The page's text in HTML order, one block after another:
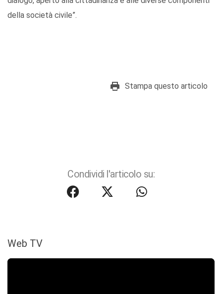
della società civile”.
Stampa questo articolo
Condividi l'articolo su:
Web TV